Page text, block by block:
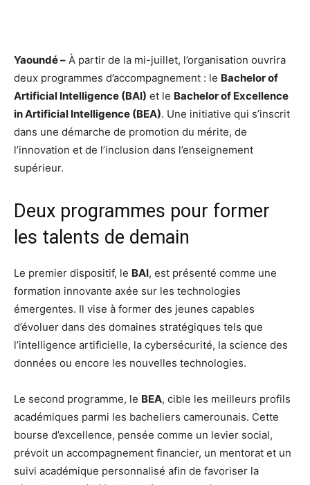
Yaoundé – À partir de la mi-juillet, l’organisation ouvrira
deux programmes d’accompagnement : le Bachelor of
Artificial Intelligence (BAI) et le Bachelor of Excellence
in Artificial Intelligence (BEA). Une initiative qui s’inscrit
dans une démarche de promotion du mérite, de
l’innovation et de l’inclusion dans l’enseignement
supérieur.
Deux programmes pour former
les talents de demain
Le premier dispositif, le BAI, est présenté comme une
formation innovante axée sur les technologies
émergentes. Il vise à former des jeunes capables
d’évoluer dans des domaines stratégiques tels que
l’intelligence artificielle, la cybersécurité, la science des
données ou encore les nouvelles technologies.
Le second programme, le BEA, cible les meilleurs profils
académiques parmi les bacheliers camerounais. Cette
bourse d’excellence, pensée comme un levier social,
prévoit un accompagnement financier, un mentorat et un
suivi académique personnalisé afin de favoriser la